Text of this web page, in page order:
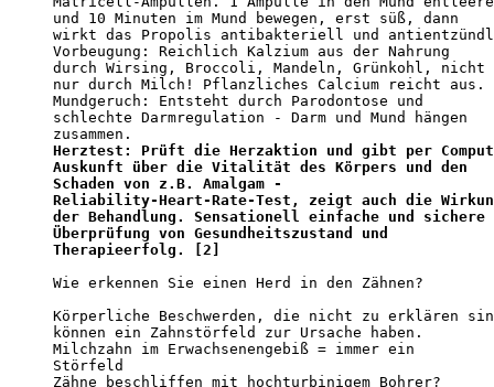
und 10 Minuten im Mund bewegen, erst süß, dann
wirkt das Propolis antibakteriell und
Vorbeugung: Reichlich Kalzium aus der Nahrung
durch Wirsing, Broccoli, Mandeln, Grünkohl, nicht
nur durch Milch! Pflanzliches Calcium reicht aus.
Mundgeruch: Entsteht durch Parodontose und
schlechte Darmregulation - Darm und Mund hängen
Herztest: Prüft die Herzaktion und gibt per
Auskunft über die Vitalität des Körpers und den
Schaden von z.B. Amalgam -
Reliability-Heart-Rate-Test, zeigt auch die
der Behandlung. Sensationell einfache und sichere
Überprüfung von Gesundheitszustand und
Therapieerfolg. [2]
Wie erkennen Sie einen Herd in den Zähnen?
Körperliche Beschwerden, die nicht zu erklären
können ein Zahnstörfeld zur Ursache haben.
Milchzahn im Erwachsenengebiß = immer ein
Störfeld
Zähne beschliffen mit hochturbinigem Bohrer?